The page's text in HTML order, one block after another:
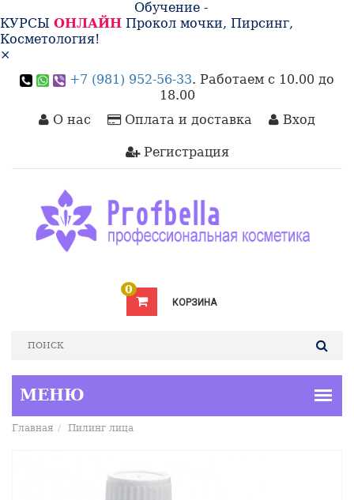
Обучение -
КУРСЫ ОНЛАЙН Прокол мочки, Пирсинг,
Косметология!
×
+7 (981) 952-56-33. Работаем с 10.00 до
18.00
О нас
Оплата и доставка Вход
Регистрация
КОРЗИНА
0
Главная Пилинг лица